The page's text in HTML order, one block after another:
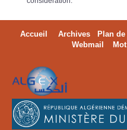
Accueil Archives Plan
Webmail